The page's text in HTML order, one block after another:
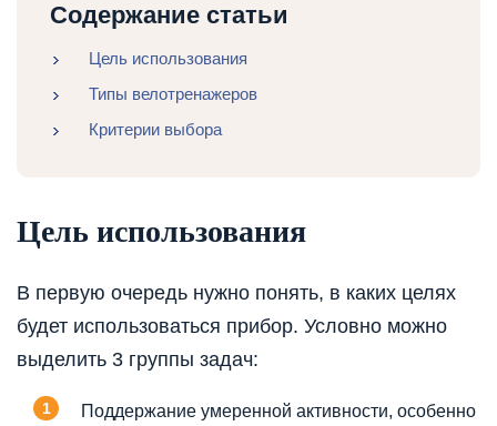
Содержание статьи
Цель использования
Типы велотренажеров
Критерии выбора
Цель использования
В первую очередь нужно понять, в каких целях
будет использоваться прибор. Условно можно
выделить 3 группы задач:
Поддержание умеренной активности, особенно